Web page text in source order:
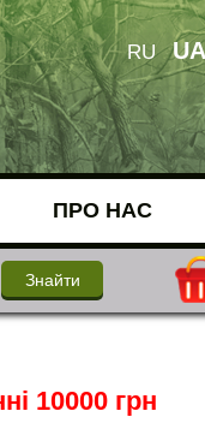
RU UA
ПРО НАС
10000 грн